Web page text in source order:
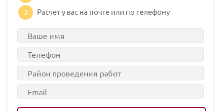
3
Расчет у вас на почте или по телефону